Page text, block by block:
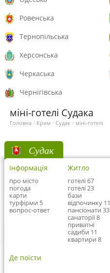
Ровенська
Тернопільська
Херсонська
Черкаська
Чернігівська
міні-готелі Судака
Головна / Крим / Судак / міні-готелі
Судак
Інформація
про місто
погода
карти
турфірми 5
вопрос-ответ
Житло
готелі 67
готелі 23
бази
відпочинку 11
пансіонати 33
санаторії 8
приватні
садиби 11
квартири 8
Де поїсти